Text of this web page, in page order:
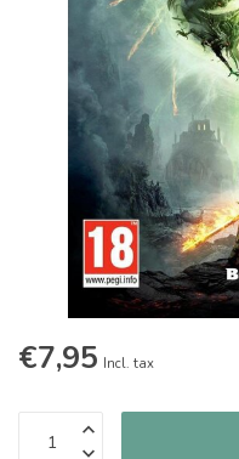
€7,95 Incl. tax